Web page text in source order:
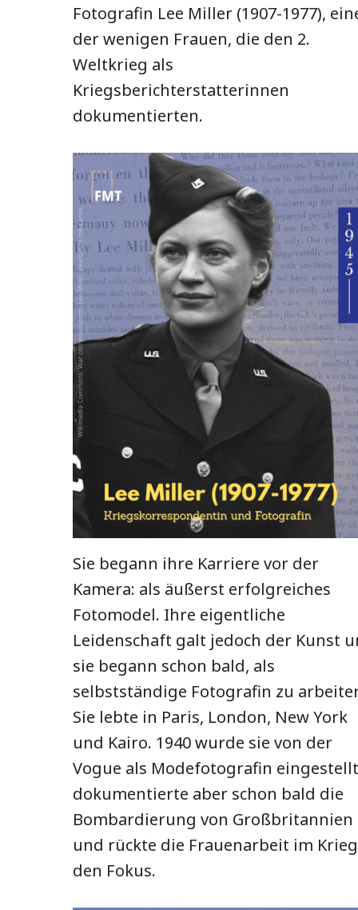
Fotografin Lee Miller (1907-1977),
der wenigen Frauen, die den 2.
Weltkrieg als
Kriegsberichterstatterinnen
dokumentierten.
Sie begann ihre Karriere vor der
Kamera: als äußerst erfolgreiches
Fotomodel. Ihre eigentliche
Leidenschaft galt jedoch der Kunst
sie begann schon bald, als
selbstständige Fotografin zu
Sie lebte in Paris, London, New York
und Kairo. 1940 wurde sie von der
Vogue als Modefotografin
dokumentierte aber schon bald die
Bombardierung von Großbritannien
und rückte die Frauenarbeit im
den Fokus.